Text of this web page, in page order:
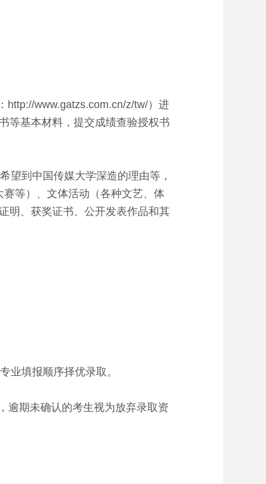
www.gatzs.com.cn/z/tw/）进
等基本材料，提交成绩查验授权书
到中国传媒大学深造的理由等，
等）、文体活动（各种文艺、体
明、获奖证书、公开发表作品和其
填报顺序择优录取。
期未确认的考生视为放弃录取资